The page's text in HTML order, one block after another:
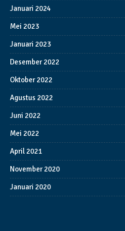
Januari 2024
Mei 2023
Januari 2023
Desember 2022
Oktober 2022
Agustus 2022
Juni 2022
Mei 2022
April 2021
November 2020
Januari 2020